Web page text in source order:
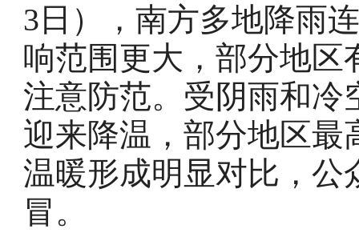
3日），南方多地降雨
响范围更大，部分地区
注意防范。受阴雨和冷
迎来降温，部分地区
温暖形成明显对比，公
冒。